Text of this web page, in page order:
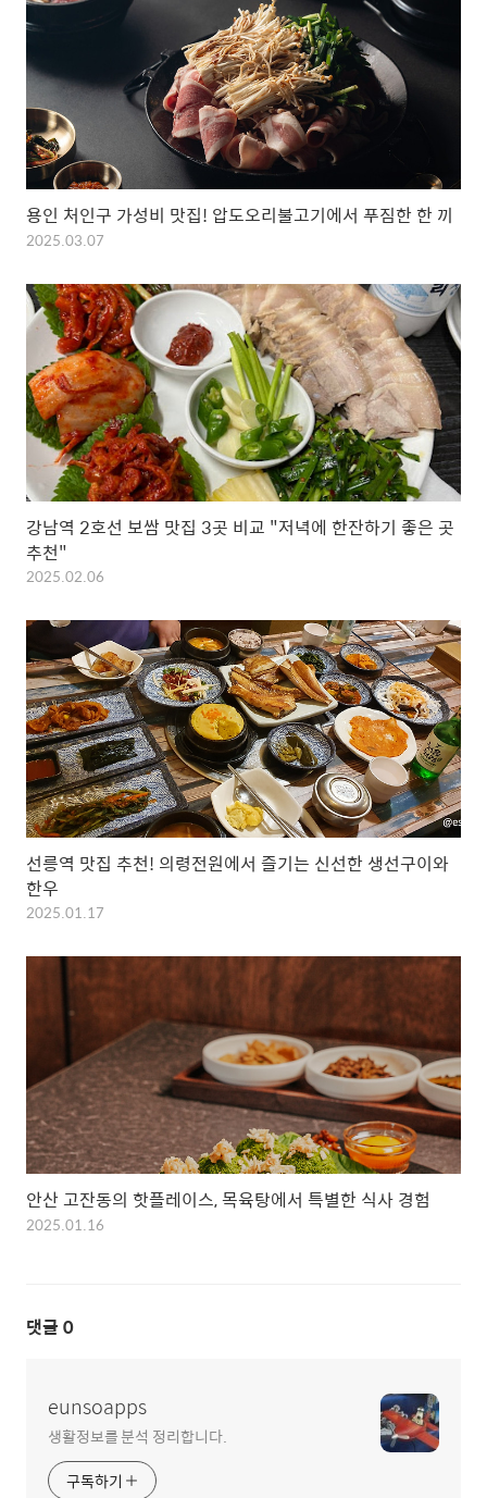
용인 처인구 가성비 맛집! 압도오리불고기에서 푸짐한 한 끼
2025.03.07
강남역 2호선 보쌈 맛집 3곳 비교 "저녁에 한잔하기 좋은 곳
추천"
2025.02.06
선릉역 맛집 추천! 의령전원에서 즐기는 신선한 생선구이와
한우
2025.01.17
안산 고잔동의 핫플레이스, 목육탕에서 특별한 식사 경험
2025.01.16
댓글 0
eunsoapps
생활정보를 분석 정리합니다.
구독하기